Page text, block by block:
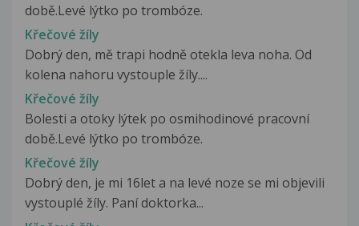
době.Levé lýtko po trombóze.
Křečové žíly
Dobrý den, mě trapi hodně otekla leva noha. Od
kolena nahoru vystouple žíly....
Křečové žíly
Bolesti a otoky lýtek po osmihodinové pracovní
době.Levé lýtko po trombóze.
Křečové žíly
Dobrý den, je mi 16let a na levé noze se mi objevili
vystouplé žíly. Paní doktorka...